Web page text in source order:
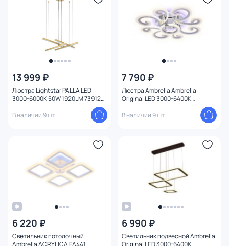
13 999 ₽
Люстра Lightstar PALLA LED
3000-6000K 50W 1920LM 739123
В наличии 9 шт.
7 790 ₽
Люстра Ambrella Ambrella
Original LED 3000-6400К
(теплый,белый,холодный) 112W
FA5146
В наличии 9 шт.
6 220 ₽
Светильник потолочный
Ambrella ACRYLICA FA441
6 990 ₽
Светильник подвесной Ambrella
Original LED 3000-6400К